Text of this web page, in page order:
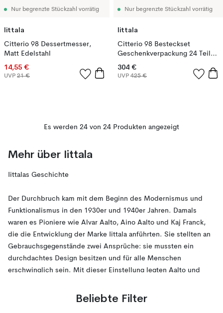
Nur begrenzte Stückzahl vorrätig
Iittala
Citterio 98 Dessertmesser,
Matt Edelstahl
14,55 €
UVP 21 €
Nur begrenzte Stückzahl vorrätig
Iittala
Citterio 98 Besteckset
Geschenkverpackung 24 Teile,
Matt
304 €
UVP 425 €
Es werden 24 von 24 Produkten angezeigt
Mehr über Iittala
Iittalas Geschichte
Der Durchbruch kam mit dem Beginn des Modernismus und
Funktionalismus in den 1930er und 1940er Jahren. Damals
waren es Pioniere wie Alvar Aalto, Aino Aalto und Kaj Franck,
die die Entwicklung der Marke Iittala anführten. Sie stellten an
Gebrauchsgegenstände zwei Ansprüche: sie mussten ein
durchdachtes Design besitzen und für alle Menschen
erschwinglich sein. Mit dieser Einstellung legten Aalto und
Grenzen aufzubrechen und den Menschen sowohl Schönheit
Beliebte Filter